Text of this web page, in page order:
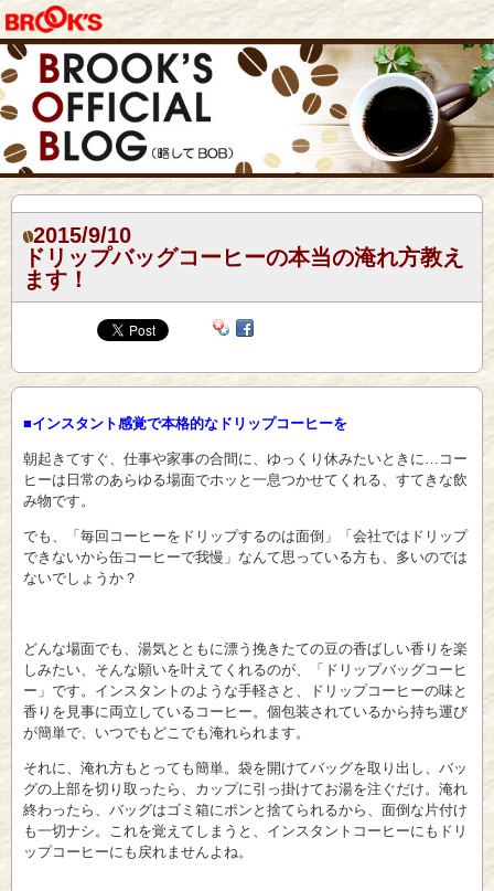
2015/9/10
ドリップバッグコーヒーの本当の淹れ方教え
ます！
■インスタント感覚で本格的なドリップコーヒーを
朝起きてすぐ、仕事や家事の合間に、ゆっくり休みたいときに…コー
ヒーは日常のあらゆる場面でホッと一息つかせてくれる、すてきな飲
み物です。
でも、「毎回コーヒーをドリップするのは面倒」「会社ではドリップ
できないから缶コーヒーで我慢」なんて思っている方も、多いのでは
ないでしょうか？
どんな場面でも、湯気とともに漂う挽きたての豆の香ばしい香りを楽
しみたい、そんな願いを叶えてくれるのが、「ドリップバッグコーヒ
ー」です。インスタントのような手軽さと、ドリップコーヒーの味と
香りを見事に両立しているコーヒー。個包装されているから持ち運び
が簡単で、いつでもどこでも淹れられます。
それに、淹れ方もとっても簡単。袋を開けてバッグを取り出し、バッ
グの上部を切り取ったら、カップに引っ掛けてお湯を注ぐだけ。淹れ
終わったら、バッグはゴミ箱にポンと捨てられるから、面倒な片付け
も一切ナシ。これを覚えてしまうと、インスタントコーヒーにもドリ
ップコーヒーにも戻れませんよね。